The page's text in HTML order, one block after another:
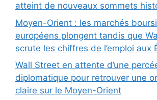
atteint de nouveaux sommets
Moyen-Orient : les marchés
européens plongent tandis que
scrute les chiffres de l’emploi aux
Wall Street en attente d’une
diplomatique pour retrouver une
claire sur le Moyen-Orient